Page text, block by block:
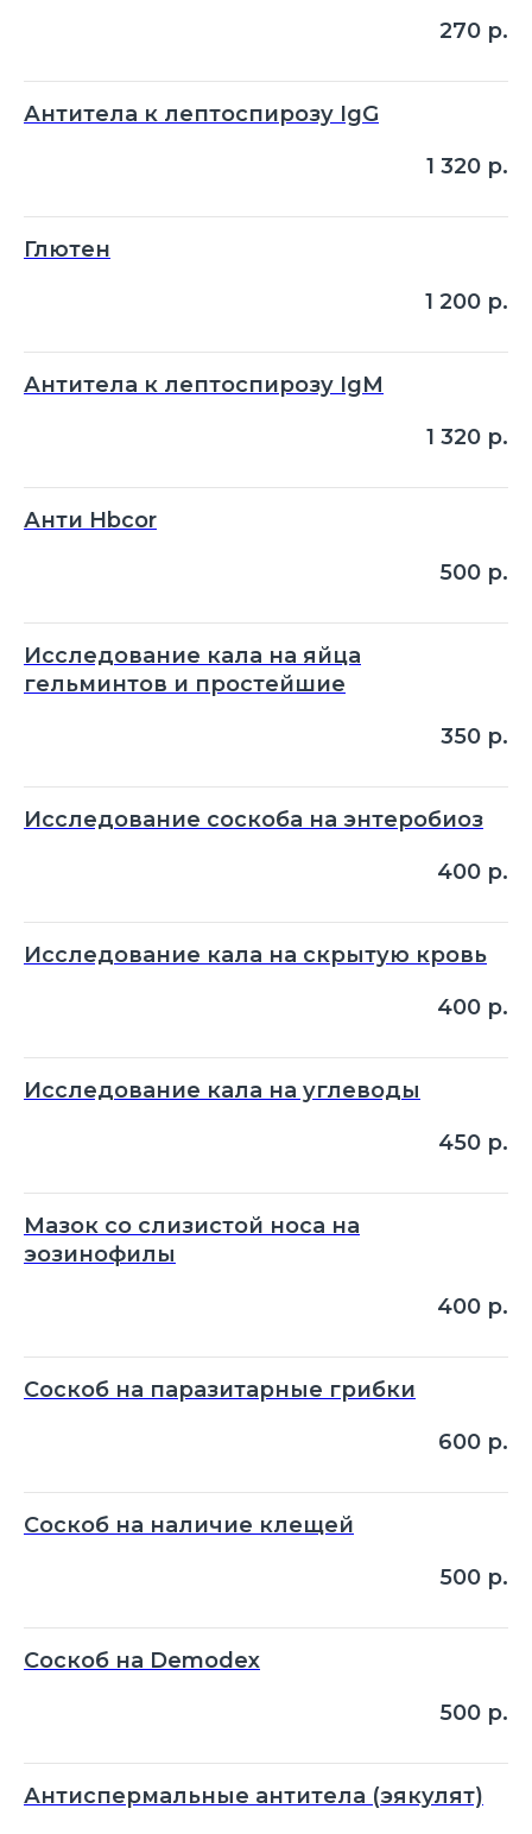
270 р.
Антитела к лептоспирозу IgG
1 320 р.
Глютен
1 200 р.
Антитела к лептоспирозу IgM
1 320 р.
Анти Hbcor
500 р.
Исследование кала на яйца
гельминтов и простейшие
350 р.
Исследование соскоба на энтеробиоз
400 р.
Исследование кала на скрытую кровь
400 р.
Исследование кала на углеводы
450 р.
Мазок со слизистой носа на
эозинофилы
400 р.
Соскоб на паразитарные грибки
600 р.
Соскоб на наличие клещей
500 р.
Соскоб на Demodex
500 р.
Антиспермальные антитела (эякулят)